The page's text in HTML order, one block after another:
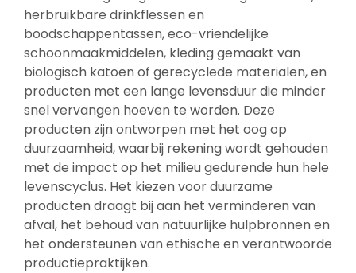
herbruikbare drinkflessen en
boodschappentassen, eco-vriendelijke
schoonmaakmiddelen, kleding gemaakt van
biologisch katoen of gerecyclede materialen, en
producten met een lange levensduur die minder
snel vervangen hoeven te worden. Deze
producten zijn ontworpen met het oog op
duurzaamheid, waarbij rekening wordt gehouden
met de impact op het milieu gedurende hun hele
levenscyclus. Het kiezen voor duurzame
producten draagt bij aan het verminderen van
afval, het behoud van natuurlijke hulpbronnen en
het ondersteunen van ethische en verantwoorde
productiepraktijken.